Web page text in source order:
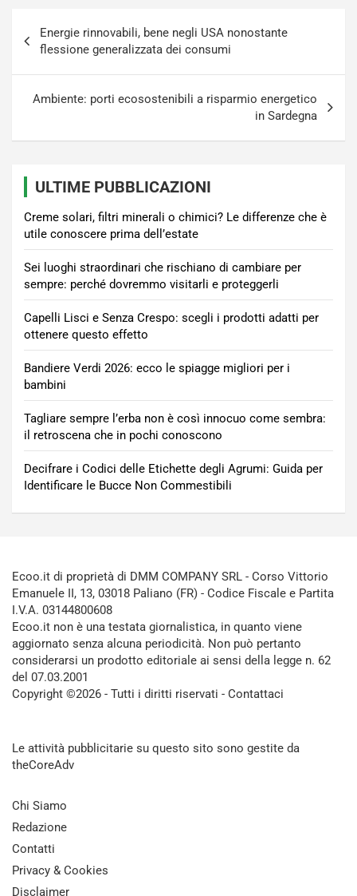
articoli
Energie rinnovabili, bene negli USA nonostante
flessione generalizzata dei consumi
Ambiente: porti ecosostenibili a risparmio energetico
in Sardegna
ULTIME PUBBLICAZIONI
Creme solari, filtri minerali o chimici? Le differenze che è
utile conoscere prima dell’estate
Sei luoghi straordinari che rischiano di cambiare per
sempre: perché dovremmo visitarli e proteggerli
Capelli Lisci e Senza Crespo: scegli i prodotti adatti per
ottenere questo effetto
Bandiere Verdi 2026: ecco le spiagge migliori per i
bambini
Tagliare sempre l’erba non è così innocuo come sembra:
il retroscena che in pochi conoscono
Decifrare i Codici delle Etichette degli Agrumi: Guida per
Identificare le Bucce Non Commestibili
Ecoo.it di proprietà di DMM COMPANY SRL - Corso Vittorio
Emanuele II, 13, 03018 Paliano (FR) - Codice Fiscale e Partita
I.V.A. 03144800608
Ecoo.it non è una testata giornalistica, in quanto viene
aggiornato senza alcuna periodicità. Non può pertanto
considerarsi un prodotto editoriale ai sensi della legge n. 62
del 07.03.2001
Copyright ©2026 - Tutti i diritti riservati - Contattaci
Le attività pubblicitarie su questo sito sono gestite da
theCoreAdv
Chi Siamo
Redazione
Contatti
Privacy & Cookies
Disclaimer